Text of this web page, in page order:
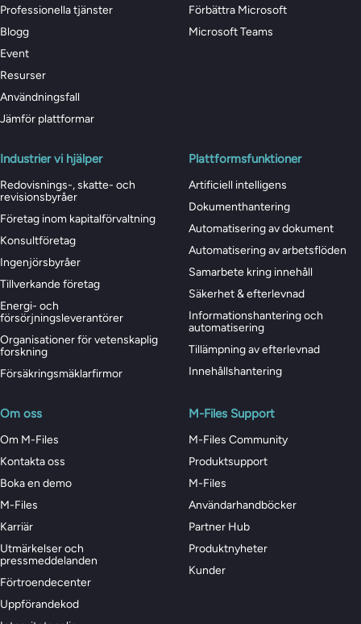
Professionella tjänster
Blogg
Event
Resurser
Användningsfall
Jämför plattformar
Förbättra Microsoft
Microsoft Teams
Industrier vi hjälper
Redovisnings-, skatte- och
revisionsbyråer
Företag inom kapitalförvaltning
Konsultföretag
Ingenjörsbyråer
Tillverkande företag
Energi- och
försörjningsleverantörer
Organisationer för vetenskaplig
forskning
Försäkringsmäklarfirmor
Plattformsfunktioner
Artificiell intelligens
Dokumenthantering
Automatisering av dokument
Automatisering av arbetsflöden
Samarbete kring innehåll
Säkerhet & efterlevnad
Informationshantering och
automatisering
Tillämpning av efterlevnad
Innehållshantering
Om oss
Om M-Files
Kontakta oss
Boka en demo
M-Files
Karriär
Utmärkelser och
pressmeddelanden
Förtroendecenter
Uppförandekod
M-Files Support
M-Files Community
Produktsupport
M-Files
Användarhandböcker
Partner Hub
Produktnyheter
Kunder